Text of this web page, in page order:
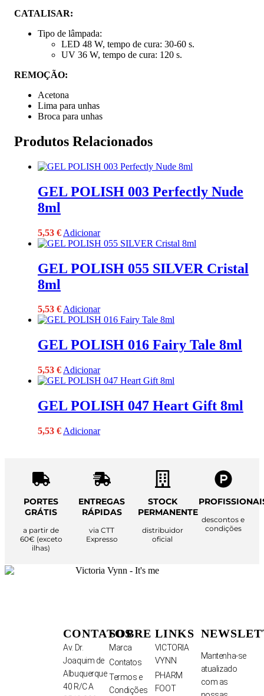
CATALISAR:
Tipo de lâmpada:
LED 48 W, tempo de cura: 30-60 s.
UV 36 W, tempo de cura: 120 s.
REMOÇÃO:
Acetona
Lima para unhas
Broca para unhas
Produtos Relacionados
GEL POLISH 003 Perfectly Nude
8ml
5,53 € Adicionar
GEL POLISH 055 SILVER Cristal
8ml
5,53 €Adicionar
GEL POLISH 016 Fairy Tale 8ml
5,53 € Adicionar
GEL POLISH 047 Heart Gift 8ml
5,53 € Adicionar
PORTES
GRÁTIS
a partir de
60€ (exceto
ilhas)
ENTREGAS
RÁPIDAS
via CTT
Expresso
STOCK
PERMANENTE
distribuidor
oficial
descontos e
condições
CONTATOS
Av. Dr.
Joaquim de
Albuquerque
40 R/C A
SOBRE
Marca
Contatos
Termos e
Condições
LINKS
VICTORIA
VYNN
PHARM
FOOT
Mantenha-se
atualizado
com as